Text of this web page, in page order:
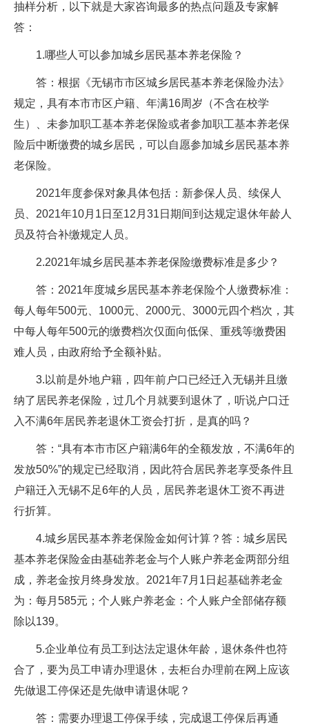
抽样分析，以下就是大家咨询最多的热点问题及专家解
答：
1.哪些人可以参加城乡居民基本养老保险？
答：根据《无锡市市区城乡居民基本养老保险办法》
规定，具有本市市区户籍、年满16周岁（不含在校学
生）、未参加职工基本养老保险或者参加职工基本养老保
险后中断缴费的城乡居民，可以自愿参加城乡居民基本养
老保险。
2021年度参保对象具体包括：新参保人员、续保人
员、2021年10月1日至12月31日期间到达规定退休年龄人
员及符合补缴规定人员。
2.2021年城乡居民基本养老保险缴费标准是多少？
答：2021年度城乡居民基本养老保险个人缴费标准：
每人每年500元、1000元、2000元、3000元四个档次，其
中每人每年500元的缴费档次仅面向低保、重残等缴费困
难人员，由政府给予全额补贴。
3.以前是外地户籍，四年前户口已经迁入无锡并且缴
纳了居民养老保险，过几个月就要到退休了，听说户口迁
入不满6年居民养老退休工资会打折，是真的吗？
答：“具有本市市区户籍满6年的全额发放，不满6年的
发放50%”的规定已经取消，因此符合居民养老享受条件且
户籍迁入无锡不足6年的人员，居民养老退休工资不再进
行折算。
4.城乡居民基本养老保险金如何计算？答：城乡居民
基本养老保险金由基础养老金与个人账户养老金两部分组
成，养老金按月终身发放。2021年7月1日起基础养老金
为：每月585元；个人账户养老金：个人账户全部储存额
除以139。
5.企业单位有员工到达法定退休年龄，退休条件也符
合了，要为员工申请办理退休，去柜台办理前在网上应该
先做退工停保还是先做申请退休呢？
答：需要办理退工停保手续，完成退工停保后再通